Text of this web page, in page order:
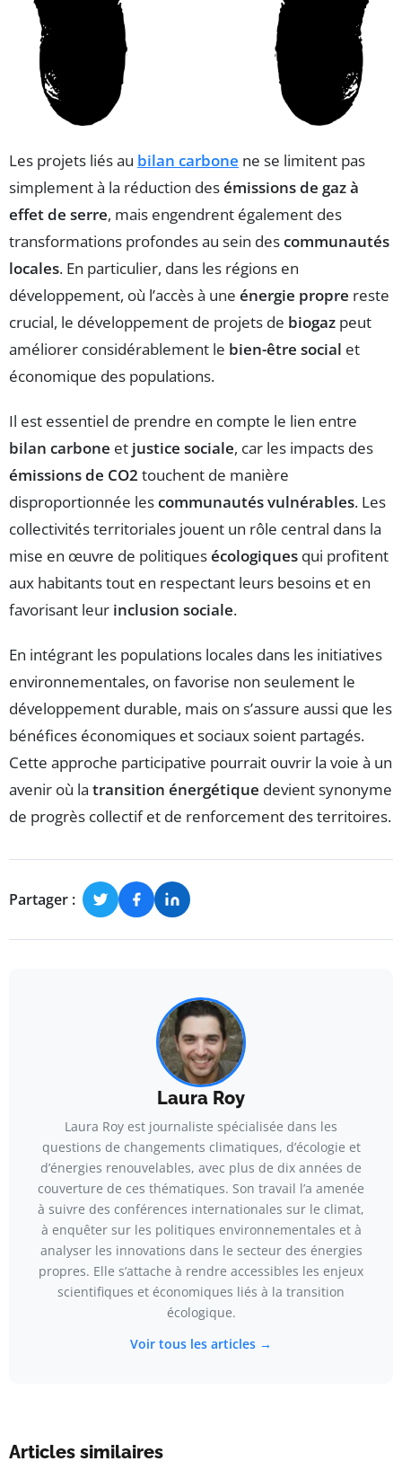
Les projets liés au bilan carbone ne se limitent pas
simplement à la réduction desémissions de gaz à
effet de serre, mais engendrent également des
transformations profondes au sein descommunautés
locales. En particulier, dans les régions en
développement, où l’accès à une énergie propre reste
crucial, le développement de projets de biogaz peut
améliorer considérablement le bien-être social et
économique des populations.
Il est essentiel de prendre en compte le lien entre
bilan carbone et justice sociale, car les impacts des
émissions de CO2 touchent de manière
disproportionnée lescommunautés vulnérables. Les
collectivités territoriales jouent un rôle central dans la
mise en œuvre de politiquesécologiques qui profitent
aux habitants tout en respectant leurs besoins et en
favorisant leur inclusion sociale.
En intégrant les populations locales dans les initiatives
environnementales, on favorise non seulement le
développement durable, mais on s’assure aussi que les
bénéfices économiques et sociaux soient partagés.
Cette approche participative pourrait ouvrir la voie à un
avenir où la transition énergétique devient synonyme
de progrès collectif et de renforcement des territoires.
Partager :
Laura Roy
Laura Roy est journaliste spécialisée dans les
questions de changements climatiques, d’écologie et
d’énergies renouvelables, avec plus de dix années de
couverture de ces thématiques. Son travail l’a amenée
à suivre des conférences internationales sur le climat,
à enquêter sur les politiques environnementales et à
analyser les innovations dans le secteur des énergies
propres. Elle s’attache à rendre accessibles les enjeux
scientifiques et économiques liés à la transition
écologique.
Voir tous les articles →
Articles similaires